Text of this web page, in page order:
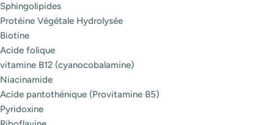
Sphingolipides
Protéine Végétale Hydrolysée
Biotine
Acide folique
vitamine B12 (cyanocobalamine)
Niacinamide
Acide pantothénique (Provitamine B5)
Pyridoxine